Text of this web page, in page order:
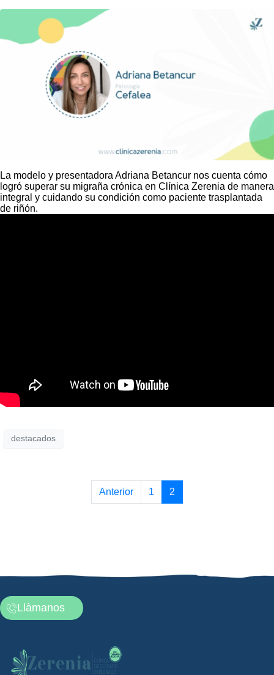
La modelo y presentadora Adriana Betancur nos cuenta cómo
logró superar su migraña crónica en Clínica Zerenia de manera
integral y cuidando su condición como paciente trasplantada
de riñón.
destacados
Anterior 1 2
Llàmanos